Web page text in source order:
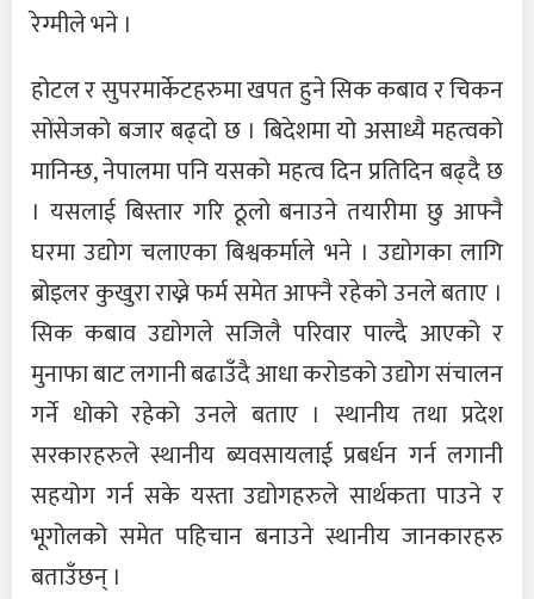
रेग्मीले भने ।
होटल र सुपरमार्केटहरुमा खपत हुने सिक कबाव र चिकन
सोंसेजको बजार बढ्दो छ । बिदेशमा यो असाध्यै महत्वको
मानिन्छ, नेपालमा पनि यसको महत्व दिन प्रतिदिन बढ्दै छ
। यसलाई बिस्तार गरि ठूलो बनाउने तयारीमा छु आफ्नै
घरमा उद्योग चलाएका बिश्वकर्माले भने । उद्योगका लागि
ब्रोइलर कुखुरा राख्ने फर्म समेत आफ्नै रहेको उनले बताए ।
सिक कबाव उद्योगले सजिलै परिवार पाल्दै आएको र
मुनाफा बाट लगानी बढाउँदै आधा करोडको उद्योग संचालन
गर्ने धोको रहेको उनले बताए । स्थानीय तथा प्रदेश
सरकारहरुले स्थानीय ब्यवसायलाई प्रबर्धन गर्न लगानी
सहयोग गर्न सके यस्ता उद्योगहरुले सार्थकता पाउने र
भूगोलको समेत पहिचान बनाउने स्थानीय जानकारहरु
बताउँछन् ।